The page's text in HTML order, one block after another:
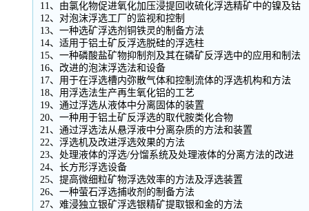
11、由氯化物促进氧化加压浸提回收硫化浮选精矿中的镍及钴
12、对泡沫浮选工厂的监视和控制
13、一种选矿浮选剂铜铁灵的制备方法
14、适用于铝土矿反浮选脱硅的浮选柱
15、一种磷酸盐矿物抑制剂及其在磷矿反浮选中的应用和制法
16、改进的泡沫浮选法和设备
17、用于在浮选槽内弥散气体和控制流体的浮选机构和方法
18、用浮选法生产再生氧化铝的工艺
19、通过浮选从液体中分离固体的装置
20、一种用于铝土矿反浮选的取代胺类化合物
21、通过浮选法从悬浮液中分离杂质的方法和装置
22、浮选机及改进浮选效果的方法
23、处理液体的浮选/分馏系统及处理液体的分离方法的改进
24、长方形浮选设备
25、提高微细粒矿物浮选效率的方法及浮选装置
26、一种萤石浮选捕收剂的制备方法
27、难浸独立银矿浮选银精矿提取银和金的方法